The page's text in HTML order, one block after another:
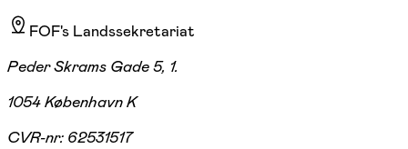
FOF's Landssekretariat
Peder Skrams Gade 5, 1.
1054 København K
CVR-nr: 62531517